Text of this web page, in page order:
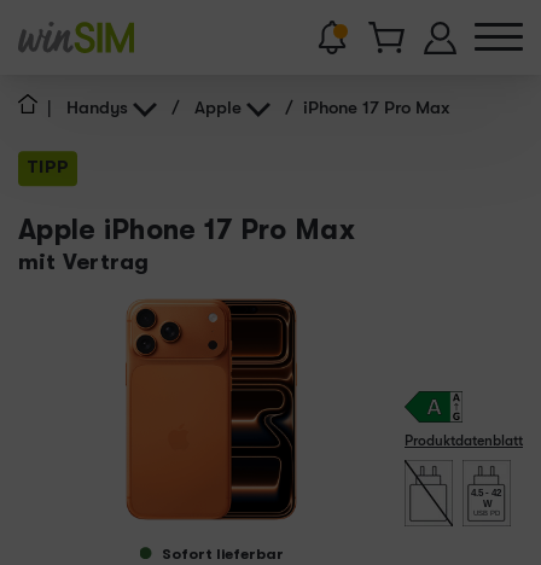
Handys / Apple / iPhone 17 Pro Max
TIPP
Apple iPhone 17 Pro Max
mit Vertrag
Sofort lieferbar
Produktdatenblatt
4.5 - 42
W
USB PD